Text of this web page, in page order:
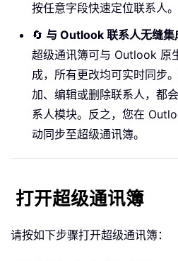
按任意字段快速定位联系人。
🔄 与 Outlook 联系人无缝集
超级通讯簿可与 Outlook 原
成，所有更改均可实时同步
加、编辑或删除联系人，都
系人模块。反之，您在
动同步至超级通讯簿。
打开超级通讯簿
请按如下步骤打开超级通讯簿：